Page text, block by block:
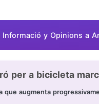
Informació y Opinions a
per a bicicleta
que augmenta